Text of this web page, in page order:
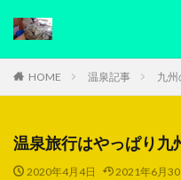
HOME 温泉記事 九州
温泉旅行はやっぱり九
2020年4月4日 2021年6月30